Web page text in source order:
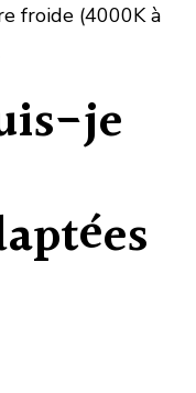
froide (4000K à
je